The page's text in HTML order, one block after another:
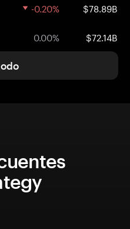
-0.20% $78.89B
0.00% $72.14B